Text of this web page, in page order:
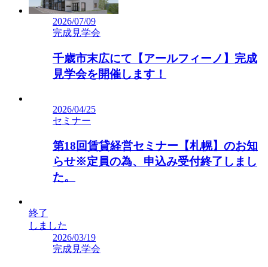
2026/07/09
完成見学会
千歳市末広にて【アールフィーノ】完成
見学会を開催します！
2026/04/25
セミナー
第18回賃貸経営セミナー【札幌】のお知
らせ※定員の為、申込み受付終了しまし
た。
終了
しました
2026/03/19
完成見学会